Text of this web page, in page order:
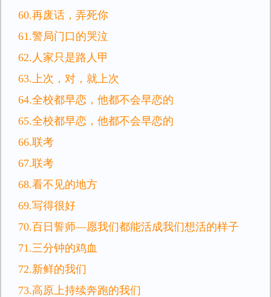
60.再废话，弄死你
61.警局门口的哭泣
62.人家只是路人甲
63.上次，对，就上次
64.全校都早恋，他都不会早恋的
65.全校都早恋，他都不会早恋的
66.联考
67.联考
68.看不见的地方
69.写得很好
70.百日誓师—愿我们都能活成我们想活的样子
71.三分钟的鸡血
72.新鲜的我们
73.高原上持续奔跑的我们